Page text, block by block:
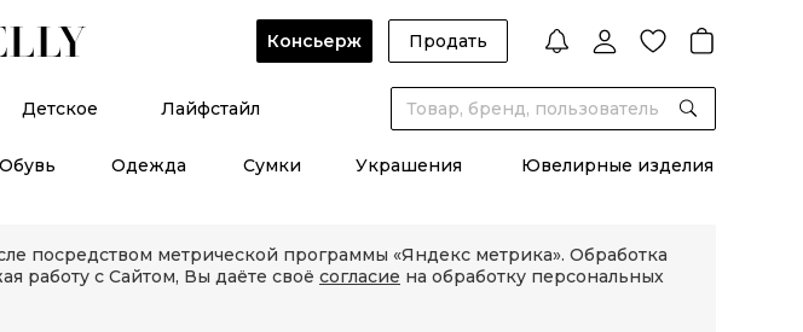
Консьерж Продать
Детское Лайфстайл
Обувь Одежда Сумки Украшения Ювелирные изделия
посредством метрической программы «Яндекс метрика». Обработка
работу с Сайтом, Вы даёте своё согласие на обработку персональных